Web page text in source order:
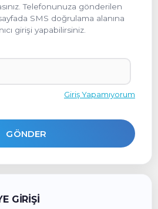
Telefonunuza gönderilen
SMS doğrulama alanına
girişi yapabilirsiniz.
Giriş Yapamıyorum
GÖNDER
GİRİŞİ